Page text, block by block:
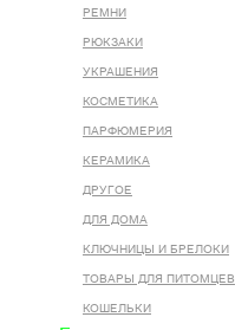
РЕМНИ
РЮКЗАКИ
УКРАШЕНИЯ
КОСМЕТИКА
ПАРФЮМЕРИЯ
КЕРАМИКА
ДРУГОЕ
ДЛЯ ДОМА
КЛЮЧНИЦЫ И БРЕЛОКИ
ТОВАРЫ ДЛЯ ПИТОМЦЕВ
КОШЕЛЬКИ